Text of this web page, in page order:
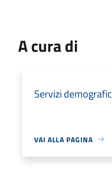
A cura di
Servizi
VAI ALLA PAGINA